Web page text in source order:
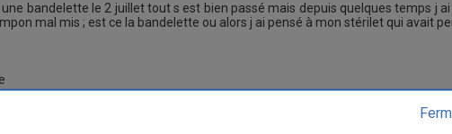
bandelette le 2 juillet tout s est bien passé mais depuis quelques temps j
mal mis ; est ce la bandelette ou alors j ai pensé à mon stérilet qui avait